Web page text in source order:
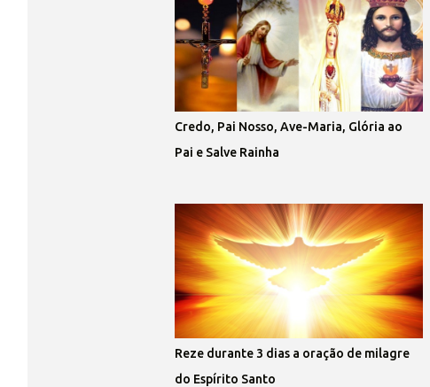
Credo, Pai Nosso, Ave-Maria, Glória ao
Pai e Salve Rainha
Reze durante 3 dias a oração de milagre
do Espírito Santo